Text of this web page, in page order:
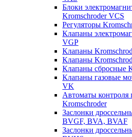
Блоки
Kromschroder VCS
Регуляторы
Клапаны
VGP
Клапаны
Клапаны
Клапаны сбросные
Клапаны газовые
VK
Автоматы контроля
Kromschroder
Заслонки
BVGF, BVA, BVAF
Заслонки